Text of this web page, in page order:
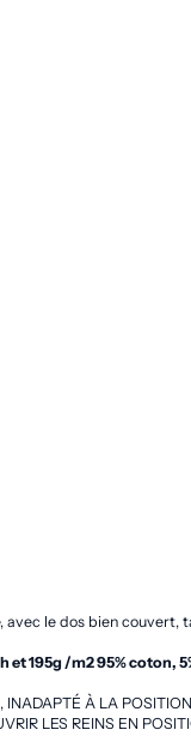
avec le dos bien couvert,
195g /m2 95% coton,
, INADAPTÉ À LA
LES REINS EN